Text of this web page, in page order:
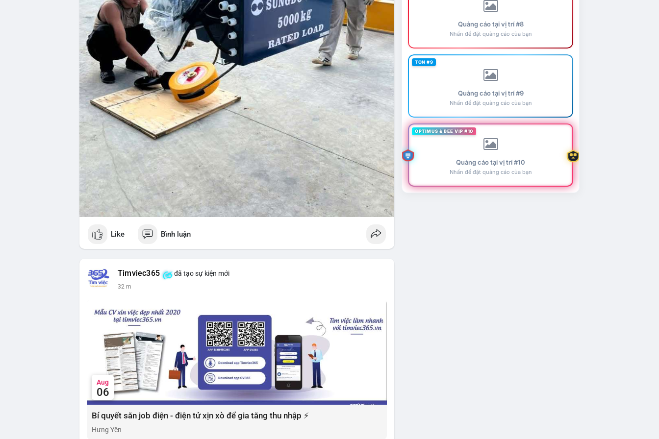
Like Bình luận
Timviec365 đã tạo sự kiện mới
32 m
Aug
06
Bí quyết săn job điện - điện tử xịn xò để gia tăng thu nhập ⚡
Hưng Yên
Quảng cáo tại vị trí #8
Nhấn để đặt quảng cáo của bạn
TON #9
Quảng cáo tại vị trí #9
Nhấn để đặt quảng cáo của bạn
OPTIMUS & BEE VIP #10
Quảng cáo tại vị trí #10
Nhấn để đặt quảng cáo của bạn